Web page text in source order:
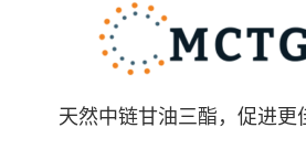
天然中链甘油三酯，促进更